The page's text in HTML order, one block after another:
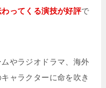
ってくる演技が好評で
やラジオドラマ、海外
ャラクターに命を吹き